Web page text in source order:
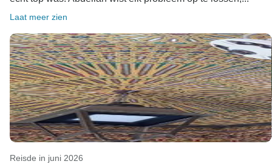
Laat meer zien
Reisde in juni 2026